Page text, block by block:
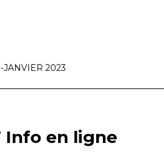
JANVIER 2023
Info en ligne